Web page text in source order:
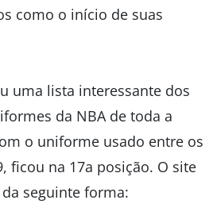
como o início de suas
uma lista interessante dos
da NBA de toda a
o uniforme usado entre os
ficou na 17a posição. O site
seguinte forma: